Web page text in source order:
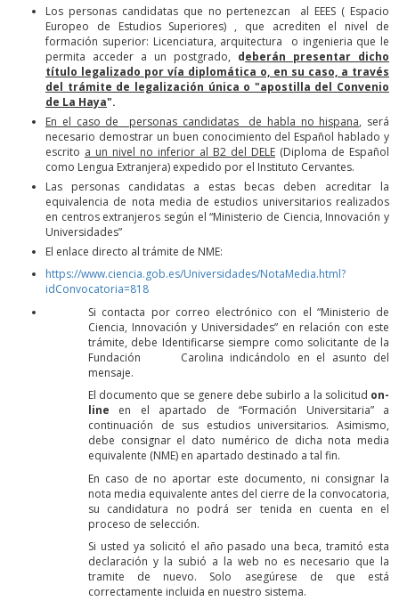
Los personas candidatas que no pertenezcan al EEES ( Espacio
Europeo de Estudios Superiores) , que acrediten el nivel de
formación superior: Licenciatura, arquitectura o ingenieria que le
permita acceder a un postgrado, deberán presentar dicho
título legalizado por vía diplomática o, en su caso, a través
del trámite de legalización única o "apostilla del Convenio
de La Haya".
En el caso de personas candidatas de habla no hispana, será
necesario demostrar un buen conocimiento del Español hablado y
escrito a un nivel no inferior al B2 del DELE (Diploma de Español
como Lengua Extranjera) expedido por el Instituto Cervantes.
Las personas candidatas a estas becas deben acreditar la
equivalencia de nota media de estudios universitarios realizados
en centros extranjeros según el “Ministerio de Ciencia, Innovación y
Universidades”
El enlace directo al trámite de NME:
https://www.ciencia.gob.es/Universidades/NotaMedia.html?
idConvocatoria=818
Si contacta por correo electrónico con el “Ministerio de
Ciencia, Innovación y Universidades” en relación con este
trámite, debe Identificarse siempre como solicitante de la
Fundación Carolina indicándolo en el asunto del
mensaje.
El documento que se genere debe subirlo a la solicitud on-
line en el apartado de “Formación Universitaria” a
continuación de sus estudios universitarios. Asimismo,
debe consignar el dato numérico de dicha nota media
equivalente (NME) en apartado destinado a tal fin.
En caso de no aportar este documento, ni consignar la
nota media equivalente antes del cierre de la convocatoria,
su candidatura no podrá ser tenida en cuenta en el
proceso de selección.
Si usted ya solicitó el año pasado una beca, tramitó esta
declaración y la subió a la web no es necesario que la
tramite de nuevo. Solo asegúrese de que está
correctamente incluida en nuestro sistema.